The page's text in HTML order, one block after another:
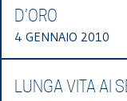
D’ORO
4 GENNAIO 2010
LUNGA VITA AI